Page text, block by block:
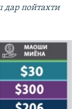
дар пойтахти